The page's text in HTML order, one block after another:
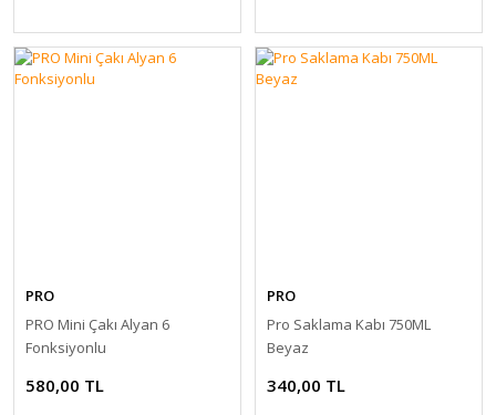
PRO
PRO Mini Çakı Alyan 6
Fonksiyonlu
580,00 TL
PRO
Pro Saklama Kabı 750ML
Beyaz
340,00 TL